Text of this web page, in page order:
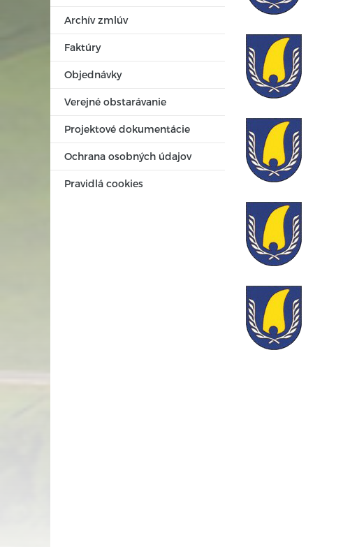
Archív zmlúv
Faktúry
Objednávky
Verejné obstarávanie
Projektové dokumentácie
Ochrana osobných údajov
Pravidlá cookies